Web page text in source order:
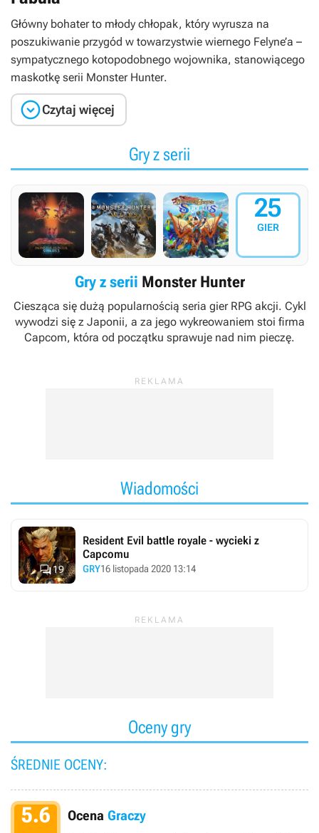
Główny bohater to młody chłopak, który wyrusza na
poszukiwanie przygód w towarzystwie wiernego Felyne’a –
sympatycznego kotopodobnego wojownika, stanowiącego
maskotkę serii Monster Hunter.
Czytaj więcej
Gry z serii
25
GIER
Gry z serii Monster Hunter
Ciesząca się dużą popularnością seria gier RPG akcji. Cykl
wywodzi się z Japonii, a za jego wykreowaniem stoi firma
Capcom, która od początku sprawuje nad nim pieczę.
Wiadomości
19
Resident Evil battle royale - wycieki z
Capcomu
GRY16 listopada 2020 13:14
Oceny gry
ŚREDNIE OCENY:
5.6 Ocena Graczy